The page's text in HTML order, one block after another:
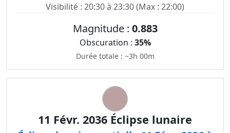
Visibilité : 20:30 à 23:30 (Max : 22:00)
Magnitude : 0.883
Obscuration : 35%
Durée totale : ~3h 00m
11 Févr. 2036 Éclipse lunaire